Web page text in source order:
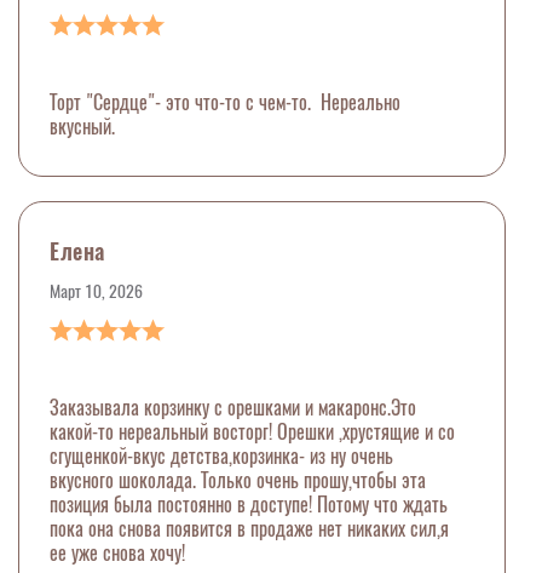
Торт "Сердце"- это что-то с чем-то. Нереально
вкусный.
Елена
Март 10, 2026
Заказывала корзинку с орешками и макаронс.Это
какой-то нереальный восторг! Орешки ,хрустящие и со
сгущенкой-вкус детства,корзинка- из ну очень
вкусного шоколада. Только очень прошу,чтобы эта
позиция была постоянно в доступе! Потому что ждать
пока она снова появится в продаже нет никаких сил,я
ее уже снова хочу!